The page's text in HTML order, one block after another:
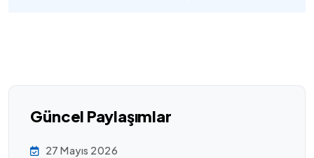
Güncel Paylaşımlar
27 Mayıs 2026